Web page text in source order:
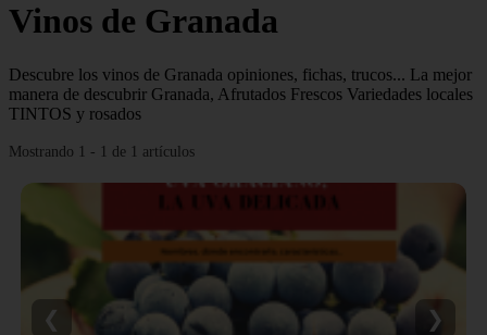
Vinos de Granada
Descubre los vinos de Granada opiniones, fichas, trucos... La mejor
manera de descubrir Granada, Afrutados Frescos Variedades locales
TINTOS y rosados
Mostrando 1 - 1 de 1 artículos
❮ ❯